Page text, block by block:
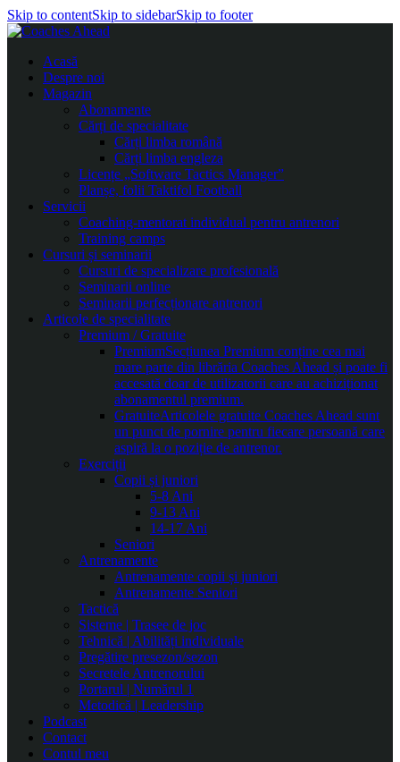
Skip to contentSkip to sidebarSkip to footer
Acasă
Despre noi
Magazin
Abonamente
Cărți de specialitate
Cărți limba română
Cărți limba engleza
Licențe „Software Tactics Manager”
Planșe, folii Taktifol Football
Servicii
Coaching-mentorat individual pentru antrenori
Training camps
Cursuri și seminarii
Cursuri de specializare profesională
Seminarii online
Seminarii perfecționare antrenori
Articole de specialitate
Premium / Gratuite
PremiumSecțiunea Premium conține cea mai
mare parte din librăria Coaches Ahead și poate fi
accesată doar de utilizatorii care au achiziționat
abonamentul premium.
GratuiteArticolele gratuite Coaches Ahead sunt
un punct de pornire pentru fiecare persoană care
aspiră la o poziție de antrenor.
Exerciții
Copii și juniori
5-8 Ani
9-13 Ani
14-17 Ani
Seniori
Antrenamente
Antrenamente copii și juniori
Antrenamente Seniori
Tactică
Sisteme | Trasee de joc
Tehnică | Abilități individuale
Pregătire presezon/sezon
Secretele Antrenorului
Portarul | Numărul 1
Metodică | Leadership
Podcast
Contact
Contul meu